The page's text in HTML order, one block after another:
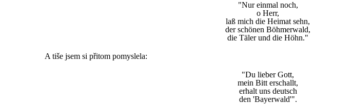
"Nur einmal noch,
o Herr,
laß mich die Heimat sehn,
der schönen Böhmerwald,
die Täler und die Höhn."
A tiše jsem si přitom pomyslela:
"Du lieber Gott,
mein Bitt erschallt,
erhalt uns deutsch
den 'Bayerwald'".